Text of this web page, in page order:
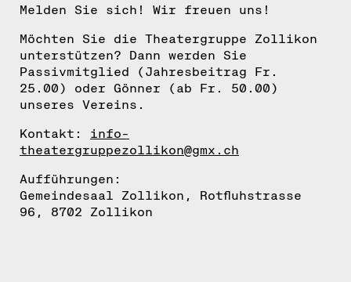
Melden Sie sich! Wir freuen uns!
Möchten Sie die Theatergruppe Zollikon
unterstützen? Dann werden Sie
Passivmitglied (Jahresbeitrag Fr.
25.00) oder Gönner (ab Fr. 50.00)
unseres Vereins.
Kontakt: info-
theatergruppezollikon@gmx.ch
Aufführungen:
Gemeindesaal Zollikon, Rotfluhstrasse
96, 8702 Zollikon